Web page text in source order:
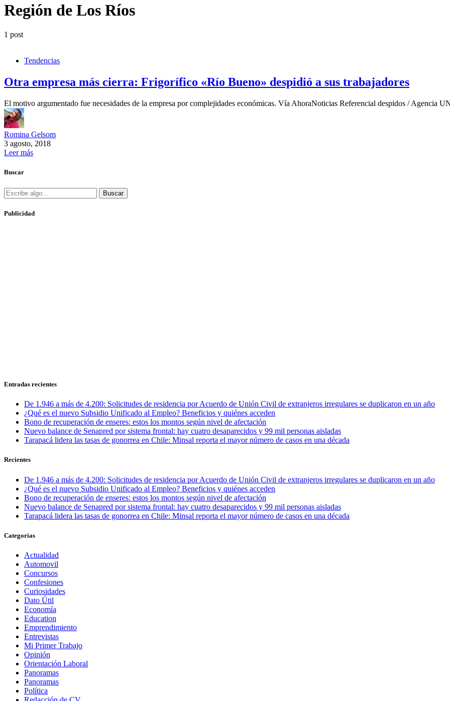
Región de Los Ríos
1 post
Tendencias
Otra empresa más cierra: Frigorífico «Río Bueno» despidió a sus trabajadores
El motivo argumentado fue necesidades de la empresa por complejidades económicas. Vía AhoraNoticias Referencial despidos / Agencia
Romina Gelsom
3 agosto, 2018
Leer más
Buscar
Buscar
Publicidad
Entradas recientes
De 1.946 a más de 4.200: Solicitudes de residencia por Acuerdo de Unión Civil de extranjeros irregulares se duplicaron en un año
¿Qué es el nuevo Subsidio Unificado al Empleo? Beneficios y quiénes acceden
Bono de recuperación de enseres: estos los montos según nivel de afectación
Nuevo balance de Senapred por sistema frontal: hay cuatro desaparecidos y 99 mil personas aisladas
Tarapacá lidera las tasas de gonorrea en Chile: Minsal reporta el mayor número de casos en una década
Recientes
De 1.946 a más de 4.200: Solicitudes de residencia por Acuerdo de Unión Civil de extranjeros irregulares se duplicaron en un año
¿Qué es el nuevo Subsidio Unificado al Empleo? Beneficios y quiénes acceden
Bono de recuperación de enseres: estos los montos según nivel de afectación
Nuevo balance de Senapred por sistema frontal: hay cuatro desaparecidos y 99 mil personas aisladas
Tarapacá lidera las tasas de gonorrea en Chile: Minsal reporta el mayor número de casos en una década
Categorias
Actualidad
Automovil
Concursos
Confesiones
Curiosidades
Dato Útil
Economía
Education
Emprendimiento
Entrevistas
Mi Primer Trabajo
Opinión
Orientación Laboral
Panoramas
Panoramas
Política